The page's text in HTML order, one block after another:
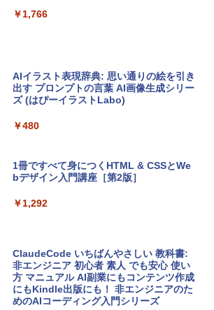
e Intelligenceのために設計、Liquid Ret
￥137,800
tomtoc 360°保護 15.6 16インチ パソコ
￥2,952
スプレイ、16GBユニファイドメモリ、51
2GB SSDストレージ、12MPセンターフ
レームカメラ、日本語キーボード、Touc
h ID - ミッドナイト
インゲームコード】 ロブロックス | オン
Robloxギフトカード - 1000 Robux 【限
定バーチャルアイテムを含む】 【オンラ
ラインコード版
4(最新 永続版)|オンラインコード版|Wind
Robloxギフトカード - 2,000 Robux 【限
定バーチャルアイテムを含む】 【オンラ
インゲームコード】 ロブロックス | オン
￥1,766
AIイラスト表現辞典: 思い通りの絵を引き
出す プロンプトの言葉 AI画像生成シリー
ズ (はぴーイラストLabo)
￥480
1冊ですべて身につくHTML & CSSとWe
bデザイン入門講座［第2版］
￥1,292
ClaudeCode いちばんやさしい 教科書:
非エンジニア 初心者 素人 でも安心 使い
方 マニュアル AI副業にもコンテンツ作成
にもKindle出版にも！ 非エンジニアのた
めのAIコーディング入門シリーズ